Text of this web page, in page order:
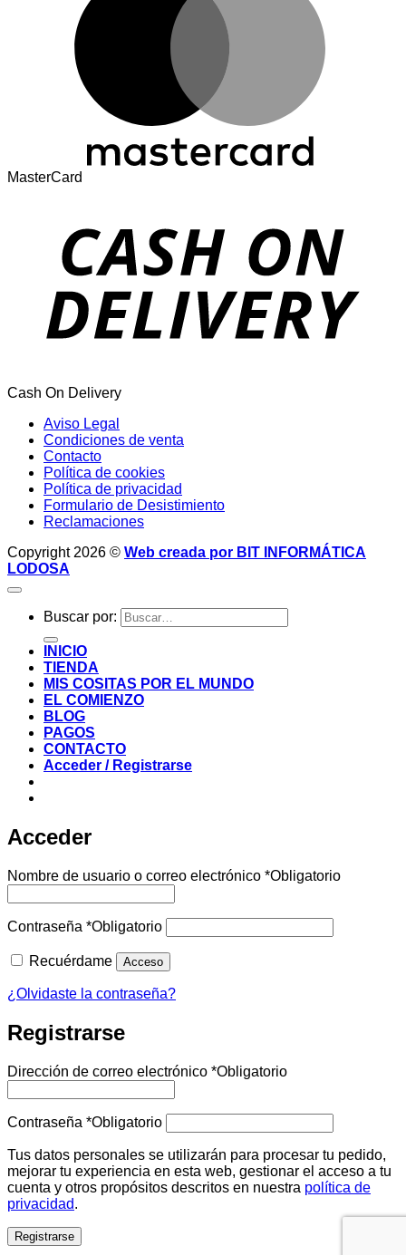
MasterCard
Cash On Delivery
Aviso Legal
Condiciones de venta
Contacto
Política de cookies
Política de privacidad
Formulario de Desistimiento
Reclamaciones
Copyright 2026 © Web creada por BIT INFORMÁTICA
LODOSA
Buscar por:
INICIO
TIENDA
MIS COSITAS POR EL MUNDO
EL COMIENZO
BLOG
PAGOS
CONTACTO
Acceder / Registrarse
Acceder
Nombre de usuario o correo electrónico *Obligatorio
Contraseña *Obligatorio
Recuérdame Acceso
¿Olvidaste la contraseña?
Registrarse
Dirección de correo electrónico *Obligatorio
Contraseña *Obligatorio
Tus datos personales se utilizarán para procesar tu pedido,
mejorar tu experiencia en esta web, gestionar el acceso a tu
cuenta y otros propósitos descritos en nuestra política de
privacidad.
Registrarse